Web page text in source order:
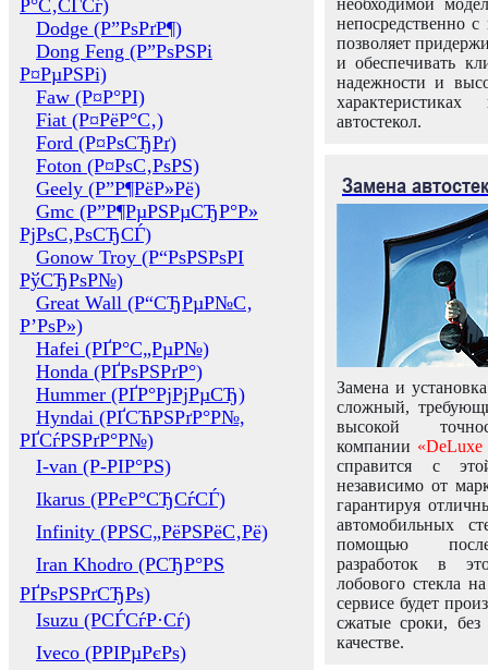
Р°С‚СЃСѓ)
Dodge (Р”РѕРґР¶)
Dong Feng (Р”РѕРЅРі
Р¤РµРЅРі)
Faw (Р¤Р°РІ)
Fiat (Р¤РёР°С‚)
Ford (Р¤РѕСЂРґ)
Foton (Р¤РѕС‚РѕРЅ)
Geely (Р”Р¶РёР»Рё)
Gmc (Р”Р¶РµРЅРµСЂР°Р»
РјРѕС‚РѕСЂСЃ)
Gonow Troy (Р“РѕРЅРѕРІ
РўСЂРѕР№)
Great Wall (Р“СЂРµР№С‚
Р’РѕР»)
Hafei (РҐР°С„РµР№)
Honda (РҐРѕРЅРґР°)
Hummer (РҐР°РјРјРµСЂ)
Hyndai (РҐСЋРЅРґР°Р№,
РҐСѓРЅРґР°Р№)
I-van (Р-РІР°РЅ)
Ikarus (РРєР°СЂСѓСЃ)
Infinity (РРЅС„РёРЅРёС‚Рё)
Iran Khodro (РСЂР°РЅ
РҐРѕРЅРґСЂРѕ)
Isuzu (РСЃСѓР·Сѓ)
Iveco (РРІРµРєРѕ)
необходимой
непосредственно
позволяет
и обеспечивать
надежности и
автостекол.
Замена
Замена и
сложный,
высокой
компании «DeLuxe
справится с
независимо от
гарантируя
автомобильных
помощью
разработок в
лобового стекла
сервисе будет
сжатые сроки,
качестве.